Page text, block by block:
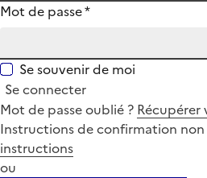
Mot de passe*
Se souvenir de moi
Se connecter
Mot de passe oublié ? Récupérer
Instructions de confirmation non
instructions
ou